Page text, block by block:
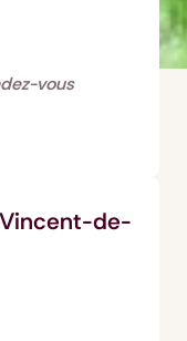
vous
de-